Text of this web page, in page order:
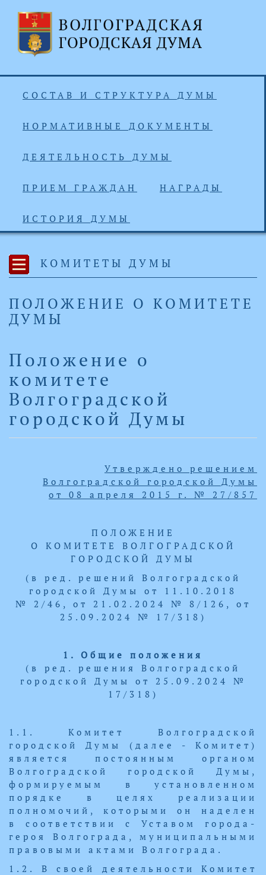
СОСТАВ И СТРУКТУРА ДУМЫ
НОРМАТИВНЫЕ ДОКУМЕНТЫ
ДЕЯТЕЛЬНОСТЬ ДУМЫ
ПРИЕМ ГРАЖДАН НАГРАДЫ
ИСТОРИЯ ДУМЫ
КОМИТЕТЫ ДУМЫ
ПОЛОЖЕНИЕ О КОМИТЕТЕ
ДУМЫ
Положение о
комитете
Волгоградской
городской Думы
Утверждено решением
Волгоградской городской Думы
от 08 апреля 2015 г. № 27/857
ПОЛОЖЕНИЕ
О КОМИТЕТE ВОЛГОГРАДСКОЙ
ГОРОДСКОЙ ДУМЫ
(в ред. решений Волгоградской
городской Думы от 11.10.2018
№ 2/46, от 21.02.2024 № 8/126, от
25.09.2024 № 17/318)
1. Общие положения
(в ред. решения Волгоградской
городской Думы от 25.09.2024 №
17/318)
1.1. Комитет Волгоградской
городской Думы (далее - Комитет)
является постоянным органом
Волгоградской городской Думы,
формируемым в установленном
порядке в целях реализации
полномочий, которыми он наделен
в соответствии с Уставом города-
героя Волгограда, муниципальными
правовыми актами Волгограда.
1.2. В своей деятельности Комитет